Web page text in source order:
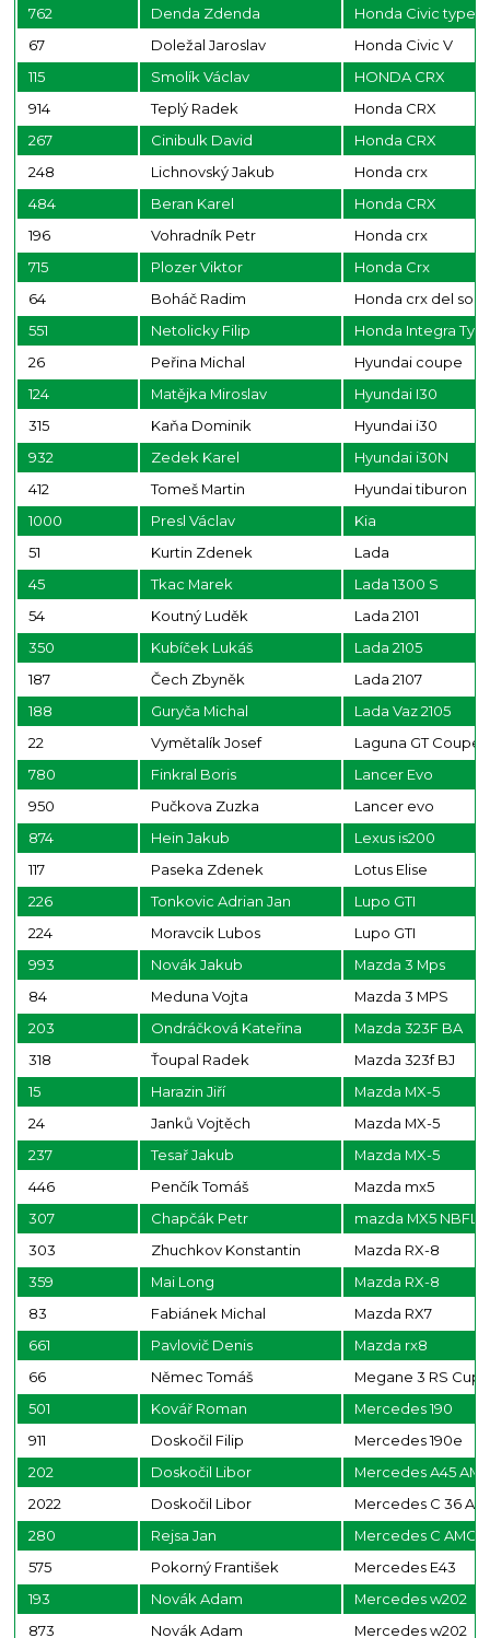
762
Denda Zdenda
Honda Civic type
67
Doležal Jaroslav
Honda Civic V
115
Smolík Václav
HONDA CRX
914
Teplý Radek
Honda CRX
267
Cinibulk David
Honda CRX
248
Lichnovský Jakub
Honda crx
484
Beran Karel
Honda CRX
196
Vohradník Petr
Honda crx
715
Plozer Viktor
Honda Crx
64
Boháč Radim
Honda crx del sol
551
Netolicky Filip
Honda Integra
26
Peřina Michal
Hyundai coupe
124
Matějka Miroslav
Hyundai I30
315
Kaňa Dominik
Hyundai i30
932
Zedek Karel
Hyundai i30N
412
Tomeš Martin
Hyundai tiburon
1000
Presl Václav
Kia
51
Kurtin Zdenek
Lada
45
Tkac Marek
Lada 1300 S
54
Koutný Luděk
Lada 2101
350
Kubíček Lukáš
Lada 2105
187
Čech Zbyněk
Lada 2107
188
Guryča Michal
Lada Vaz 2105
22
Vymětalík Josef
Laguna GT Coupe
780
Finkral Boris
Lancer Evo
950
Pučkova Zuzka
Lancer evo
874
Hein Jakub
Lexus is200
117
Paseka Zdenek
Lotus Elise
226
Tonkovic Adrian Jan
Lupo GTI
224
Moravcik Lubos
Lupo GTI
993
Novák Jakub
Mazda 3 Mps
84
Meduna Vojta
Mazda 3 MPS
203
Ondráčková Kateřina
Mazda 323F BA
318
Ťoupal Radek
Mazda 323f BJ
15
Harazin Jiří
Mazda MX-5
24
Janků Vojtěch
Mazda MX-5
237
Tesař Jakub
Mazda MX-5
446
Penčík Tomáš
Mazda mx5
307
Chapčák Petr
mazda MX5 NBFL
303
Zhuchkov Konstantin
Mazda RX-8
359
Mai Long
Mazda RX-8
83
Fabiánek Michal
Mazda RX7
661
Pavlovič Denis
Mazda rx8
66
Němec Tomáš
Megane 3 RS Cup
501
Kovář Roman
Mercedes 190
911
Doskočil Filip
Mercedes 190e
202
Doskočil Libor
Mercedes A45
2022
Doskočil Libor
Mercedes C 36
280
Rejsa Jan
Mercedes C AMG
575
Pokorný František
Mercedes E43
193
Novák Adam
Mercedes w202
873
Novák Adam
Mercedes w202